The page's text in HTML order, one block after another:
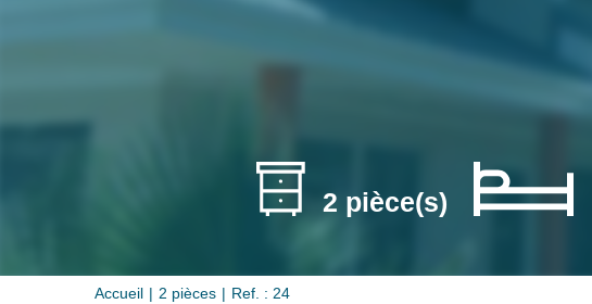
2 pièce(s)
Accueil 2 pièces Ref. : 24